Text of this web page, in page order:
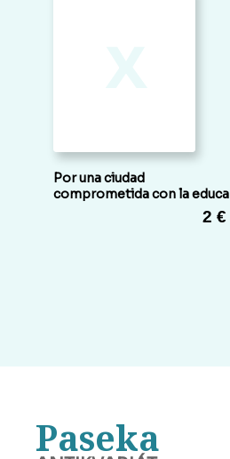
Por una ciudad
comprometida con la educa
2 €
Paseka